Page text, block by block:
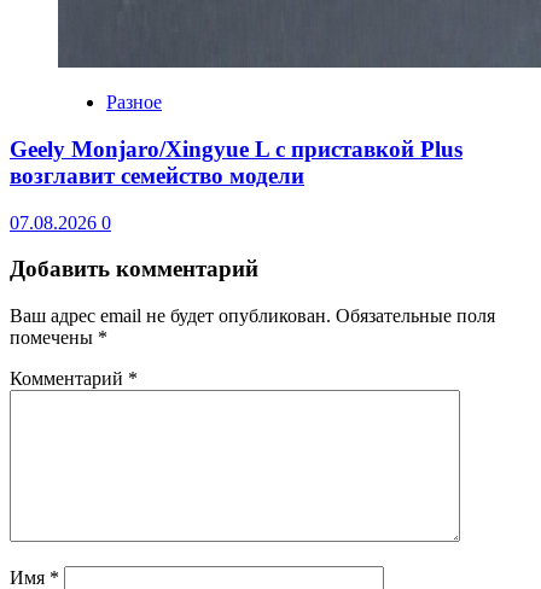
Разное
Geely Monjaro/Xingyue L с приставкой Plus
возглавит семейство модели
07.08.2026 0
Добавить комментарий
Ваш адрес email не будет опубликован. Обязательные поля
помечены *
Комментарий *
Имя *